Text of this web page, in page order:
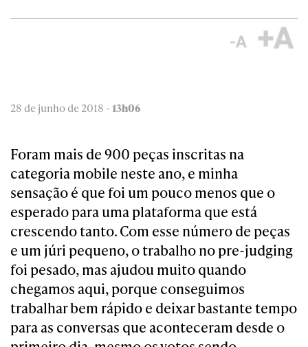
28 de junho de 2018 -13h06
Foram mais de 900 peças inscritas na
categoria mobile neste ano, e minha
sensação é que foi um pouco menos que o
esperado para uma plataforma que está
crescendo tanto. Com esse número de peças
e um júri pequeno, o trabalho no pre-judging
foi pesado, mas ajudou muito quando
chegamos aqui, porque conseguimos
trabalhar bem rápido e deixar bastante tempo
para as conversas que aconteceram desde o